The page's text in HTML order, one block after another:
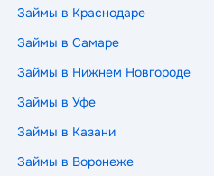
Займы в Краснодаре
Займы в Самаре
Займы в Нижнем Новгороде
Займы в Уфе
Займы в Казани
Займы в Воронеже